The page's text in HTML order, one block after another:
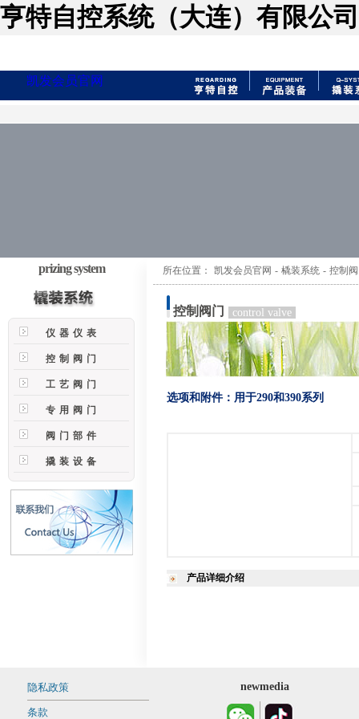
亨特自控系统（大连）有限公
凯发会员官网
prizing system
仪器仪表
控制阀门
工艺阀门
专用阀门
阀门部件
撬装设备
所在位置： 凯发会员官网 - 橇装系统 - 控制
控制阀门 control valve
选项和附件：用于290和390系列
产品详细介绍
隐私政策
条款
newmedia